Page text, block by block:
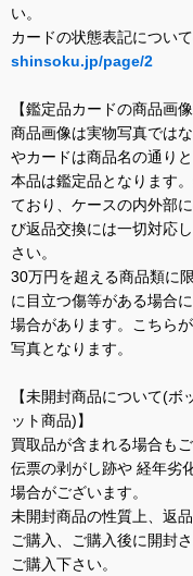
い。
カードの状態表記につい
shinsoku.jp/page/2
【鑑定品カードの商品画
商品画像は実物写真では
やカードは商品名の通りと
本品は鑑定品となります
ており、ケースの内外部
び返品交換には一切対応
さい。
30万円を超える商品類に
に目立つ傷等がある場合
場合があります。こちら
写真となります。
【未開封商品について(
ット商品)】
買取品が含まれる場合もご
伝票の剥がし跡や 経年劣
場合がございます。
未開封商品の性質上、返
ご購入、ご購入後に開封
ご購入下さい。